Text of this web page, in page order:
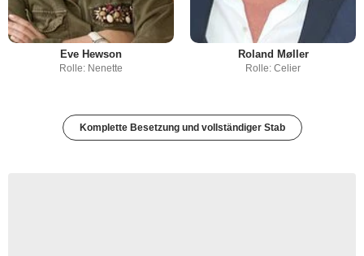
Eve Hewson
Rolle: Nenette
Roland Møller
Rolle: Celier
Komplette Besetzung und vollständiger Stab